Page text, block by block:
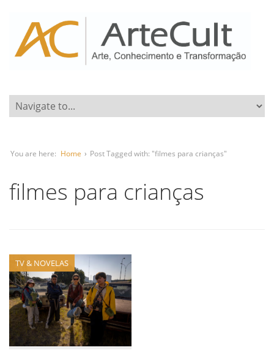
You are here: Home › Post Tagged with: "filmes para crianças"
filmes para crianças
TV & NOVELAS